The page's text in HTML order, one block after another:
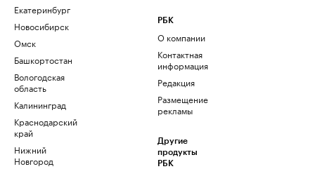
Екатеринбург
Новосибирск
Омск
Башкортостан
Вологодская
область
Калининград
Краснодарский
край
Нижний
Новгород
РБК
О компании
Контактная
информация
Редакция
Размещение
рекламы
Другие
продукты
РБК